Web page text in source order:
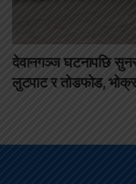
देवानगञ्ज घटनापछि
लुटपाट र तोडफोड,